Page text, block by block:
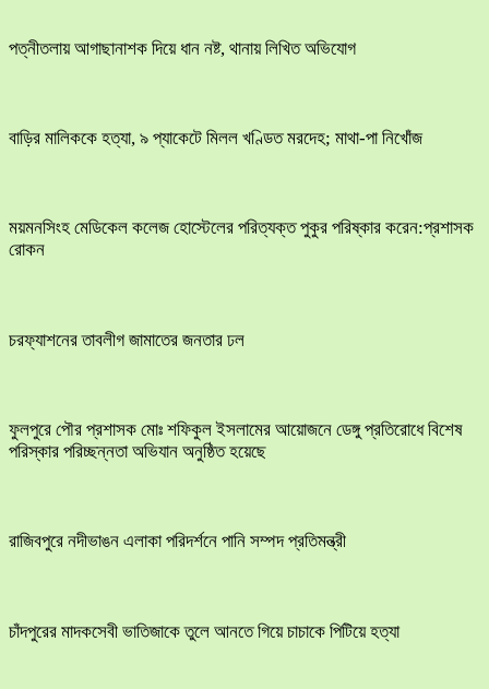
পত্নীতলায় আগাছানাশক দিয়ে ধান নষ্ট, থানায় লিখিত অভিযোগ
বাড়ির মালিককে হত্যা, ৯ প্যাকেটে মিলল খণ্ডিত মরদেহ; মাথা-পা নিখোঁজ
ময়মনসিংহ মেডিকেল কলেজ হোস্টেলের পরিত্যক্ত পুকুর পরিষ্কার করেন:প্রশাসক
রোকন
চরফ্যাশনের তাবলীগ জামাতের জনতার ঢল
ফুলপুরে পৌর প্রশাসক মোঃ শফিকুল ইসলামের আয়োজনে ডেঙ্গু প্রতিরোধে বিশেষ
পরিস্কার পরিচ্ছন্নতা অভিযান অনুষ্ঠিত হয়েছে
রাজিবপুরে নদীভাঙন এলাকা পরিদর্শনে পানি সম্পদ প্রতিমন্ত্রী
চাঁদপুরের মাদকসেবী ভাতিজাকে তুলে আনতে গিয়ে চাচাকে পিটিয়ে হত্যা